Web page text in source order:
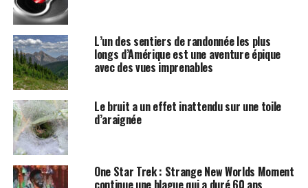
L’un des sentiers de randonnée les plus
longs d’Amérique est une aventure épique
avec des vues imprenables
Le bruit a un effet inattendu sur une toile
d’araignée
One Star Trek : Strange New Worlds Moment
continue une blague qui a duré 60 ans